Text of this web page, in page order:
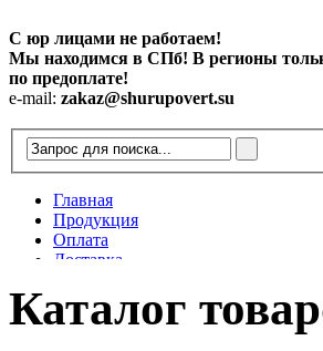
С юр лицами не работаем!
Мы находимся в СПб! В регионы
по предоплате!
e-mail: zakaz@shurupovert.su
Главная
Продукция
Оплата
Доставка
Статьи
Каталог